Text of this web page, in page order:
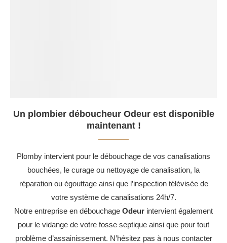
Un plombier déboucheur Odeur est disponible
maintenant !
Plomby intervient pour le débouchage de vos canalisations
bouchées, le curage ou nettoyage de canalisation, la
réparation ou égouttage ainsi que l’inspection télévisée de
votre système de canalisations 24h/7.
Notre entreprise en débouchage Odeur intervient également
pour le vidange de votre fosse septique ainsi que pour tout
problème d’assainissement. N’hésitez pas à nous contacter